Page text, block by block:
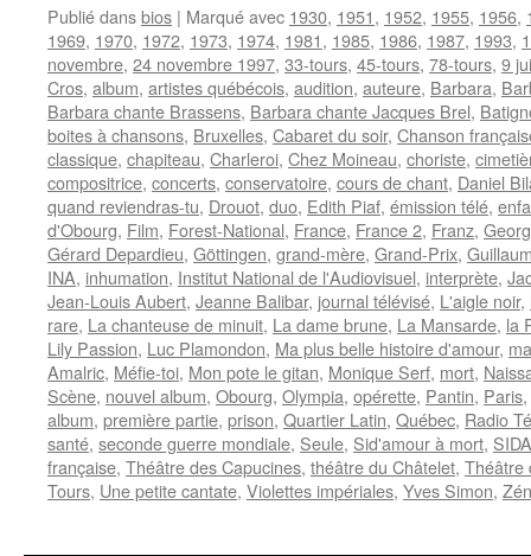
Publié dansbios | Marqué avec 1930, 1951, 1952, 1955, 1956,
1969, 1970, 1972, 1973, 1974, 1981, 1985, 1986, 1987, 1993,
novembre, 24 novembre 1997, 33-tours, 45-tours, 78-tours, 9
Cros, album, artistes québécois, audition, auteure, Barbara,
Barbara chante Brassens, Barbara chante Jacques Brel,
boites à chansons, Bruxelles, Cabaret du soir, Chanson
classique, chapiteau, Charleroi, Chez Moineau, choriste,
compositrice, concerts, conservatoire, cours de chant, Daniel
quand reviendras-tu, Drouot, duo, Edith Piaf, émission télé,
d'Obourg, Film, Forest-National, France, France 2, Franz,
Gérard Depardieu, Göttingen, grand-mère, Grand-Prix,
INA, inhumation, Institut National de l'Audiovisuel, interprète,
Jean-Louis Aubert, Jeanne Balibar, journal télévisé, L'aigle noir,
rare, La chanteuse de minuit, La dame brune, La Mansarde, la
Lily Passion, Luc Plamondon, Ma plus belle histoire d'amour,
Amalric, Méfie-toi, Mon pote le gitan, Monique Serf, mort,
Scène, nouvel album, Obourg, Olympia, opérette, Pantin, Paris,
album, première partie, prison, Quartier Latin, Québec, Radio
santé, seconde guerre mondiale, Seule, Sid'amour à mort, SIDA
française, Théâtre des Capucines, théâtre du Châtelet, Théâtre
Tours, Une petite cantate, Violettes impériales, Yves Simon,